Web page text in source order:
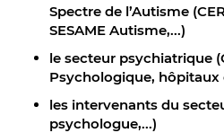
Spectre de l’Autisme
SESAME Autisme,...)
le secteur psychiatrique
Psychologique, hôpitaux
les intervenants du
psychologue,...)